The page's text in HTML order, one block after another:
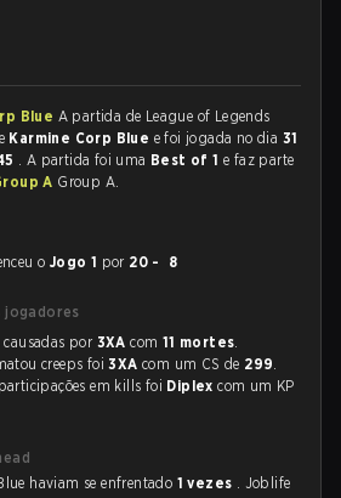
Blue A partida de League of Legends
Karmine Corp Blue e foi jogada no dia 31
. A partida foi uma Best of 1e faz parte
A Group A.
o Jogo 1 por 20 - 8
jogadores
por 3XA com 11 mortes.
creeps foi3XA com um CS de 299.
em kills foi Diplex com um KP
haviam se enfrentado 1 vezes . Joblife